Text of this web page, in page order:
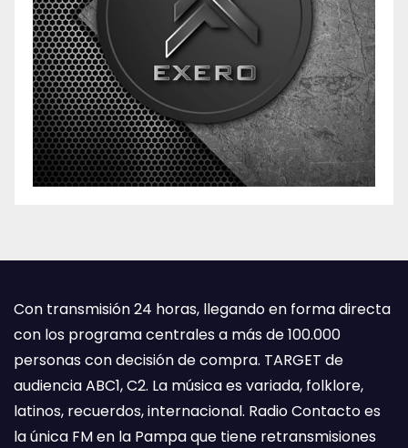
Con transmisión 24 horas, llegando en forma directa
con los programa centrales a más de 100.000
personas con decisión de compra. TARGET de
audiencia ABC1, C2. La música es variada, folklore,
latinos, recuerdos, internacional. Radio Contacto es
la única FM en la Pampa que tiene retransmisiones